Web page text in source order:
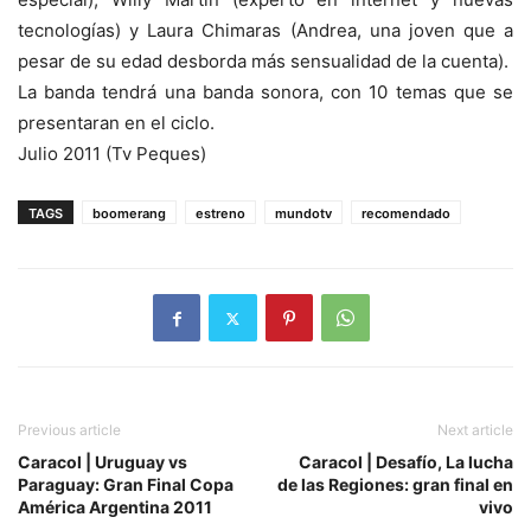
tecnologías) y Laura Chimaras (Andrea, una joven que a
pesar de su edad desborda más sensualidad de la cuenta).
La banda tendrá una banda sonora, con 10 temas que se
presentaran en el ciclo.
Julio 2011 (Tv Peques)
TAGS boomerang estreno mundotv recomendado
Previous article
Caracol | Uruguay vs
Paraguay: Gran Final Copa
América Argentina 2011
Next article
Caracol | Desafío, La lucha
de las Regiones: gran final en
vivo